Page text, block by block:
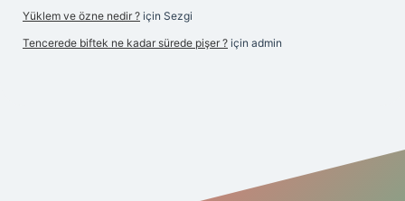
Yüklem ve özne nedir ? için Sezgi
Tencerede biftek ne kadar sürede pişer ? için admin